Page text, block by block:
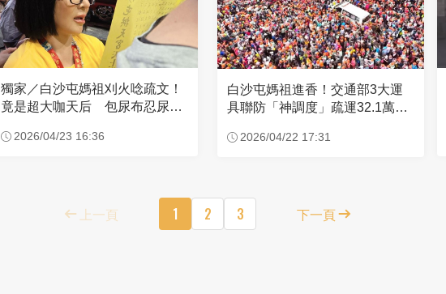
獨家／白沙屯媽祖刈火唸疏文！
竟是超大咖天后 包尿布忍尿5
2026/04/23 16:36
白沙屯媽祖進香！交通部3大運
具聯防「神調度」疏運32.1萬創
2026/04/22 17:31
上一頁 1 2 3 下一頁